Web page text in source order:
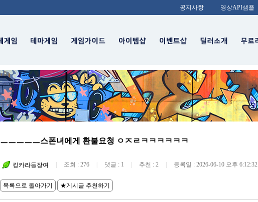
공지사항 영상API샘플
ㅡㅡㅡㅡㅡ스폰녀에게 환불요청 ㅇㅈㄹㅋㅋㅋㅋㅋㅋ
킹카라등장여 조회 : 276 댓글 : 1 추천 : 2 등록일 : 2026-06-10 오후 6:12:32
목록으로 돌아가기 ★게시글 추천하기